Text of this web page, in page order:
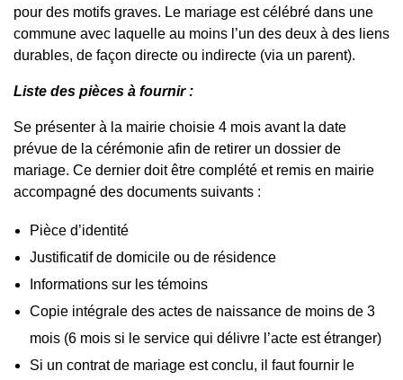
pour des motifs graves. Le mariage est célébré dans une
commune avec laquelle au moins l’un des deux à des liens
durables, de façon directe ou indirecte (via un parent).
Liste des pièces à fournir :
Se présenter à la mairie choisie 4 mois avant la date
prévue de la cérémonie afin de retirer un dossier de
mariage. Ce dernier doit être complété et remis en mairie
accompagné des documents suivants :
Pièce d’identité
Justificatif de domicile ou de résidence
Informations sur les témoins
Copie intégrale des actes de naissance de moins de 3
mois (6 mois si le service qui délivre l’acte est étranger)
Si un contrat de mariage est conclu, il faut fournir le